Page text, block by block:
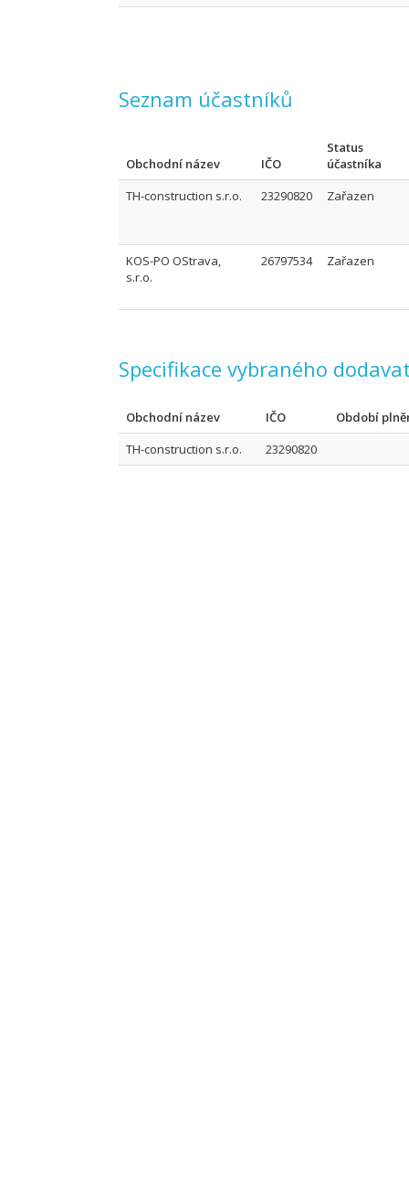
Seznam účastníků
Obchodní název IČO
Status
účastníka
TH-construction s.r.o.
23290820 Zařazen
KOS-PO OStrava,
s.r.o.
26797534 Zařazen
Specifikace vybraného
Obchodní název IČO
Období
TH-construction s.r.o.
23290820